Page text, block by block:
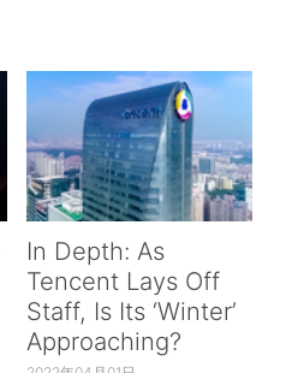
In Depth: As
Tencent Lays Off
Staff, Is Its ‘Winter’
Approaching?